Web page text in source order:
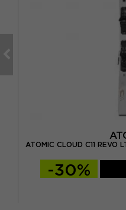
ATOMIC CLOUD C11 REVO
-30%